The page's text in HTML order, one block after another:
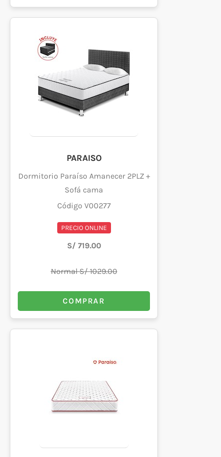
PARAISO
Dormitorio Paraíso Amanecer 2PLZ +
Sofá cama
Código V00277
PRECIO ONLINE
S/ 719.00
Normal S/ 1029.00
COMPRAR